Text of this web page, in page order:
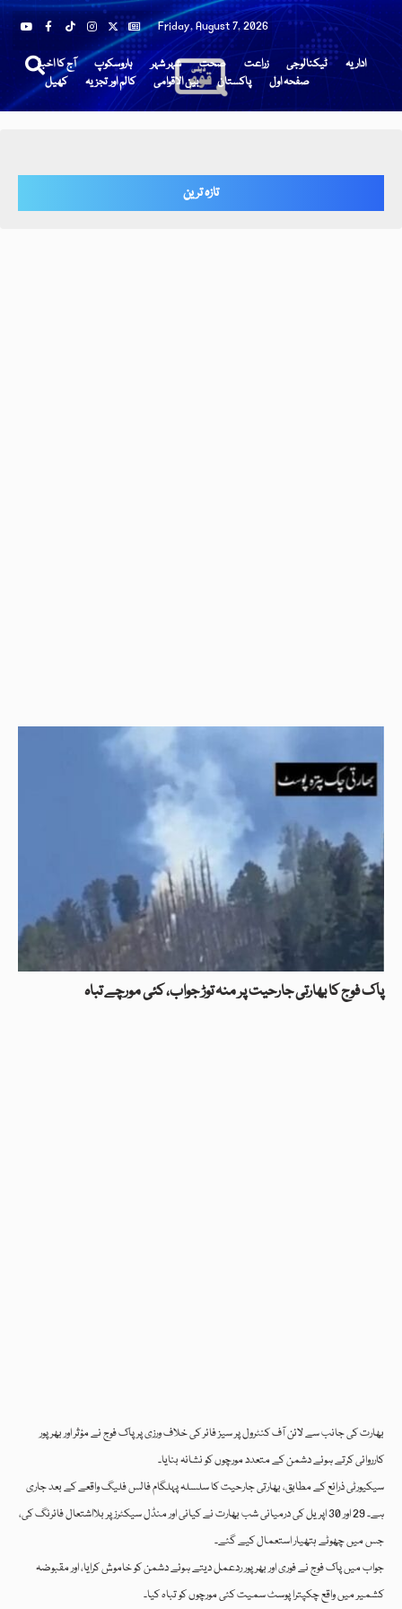
Friday, August 7, 2026
آج کا اخبار ہاروسکوپ شہر شہر صحت زراعت ٹیکنالوجی
اداریہ
کھیل
کالم اور تجزیہ بین الاقوامی پاکستان صفحہ اول
تازہ ترین
پاک فوج کا بھارتی جارحیت پر منہ توڑ جواب، کئی مورچے تباہ
بھارت کی جانب سے لائن آف کنٹرول پر سیز فائر کی خلاف ورزی پر پاک فوج نے مؤثر اور بھرپور
کارروائی کرتے ہوئے دشمن کے متعدد مورچوں کو نشانہ بنایا۔
سیکیورٹی ذرائع کے مطابق، بھارتی جارحیت کا سلسلہ پہلگام فالس فلیگ واقعے کے بعد جاری
ہے۔ 29 اور 30 اپریل کی درمیانی شب بھارت نے کیانی اور منڈل سیکٹرز پر بلااشتعال فائرنگ کی،
جس میں چھوٹے ہتھیار استعمال کیے گئے۔
جواب میں پاک فوج نے فوری اور بھرپور ردعمل دیتے ہوئے دشمن کو خاموش کرایا، اور مقبوضہ
کشمیر میں واقع چکپترا پوسٹ سمیت کئی مورچوں کو تباہ کیا۔